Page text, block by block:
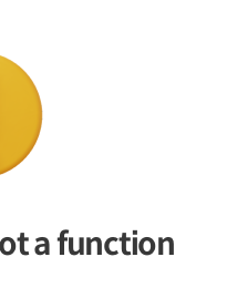
a function